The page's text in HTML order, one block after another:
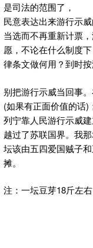
是司法的范围了，
民意表达出来游行示
当选而不再重新计票
愿，不论在什么制度
律条文做何用？到时
别把游行示威当回事
(如果有正面价值的话)
列宁靠人民游行示威
越过了苏联国界。我
坛该由五四爱国贼子
摊。
注：一坛豆芽18斤左右